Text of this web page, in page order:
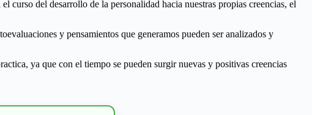
curso del desarrollo de la personalidad hacia nuestras propias creencias, el
y pensamientos que generamos pueden ser analizados y
ya que con el tiempo se pueden surgir nuevas y positivas creencias